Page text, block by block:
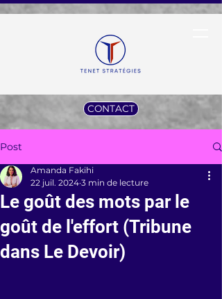
CONTACT
Post
Le goût des mots par le
goût de l'effort (Tribune
dans Le Devoir)
Amanda Fakihi
22 juil. 2024 3 min de lecture